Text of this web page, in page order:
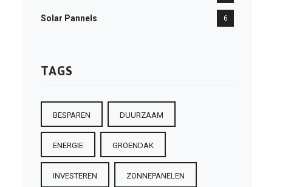
Solar Pannels 6
TAGS
BESPAREN DUURZAAM
ENERGIE GROENDAK
INVESTEREN ZONNEPANELEN